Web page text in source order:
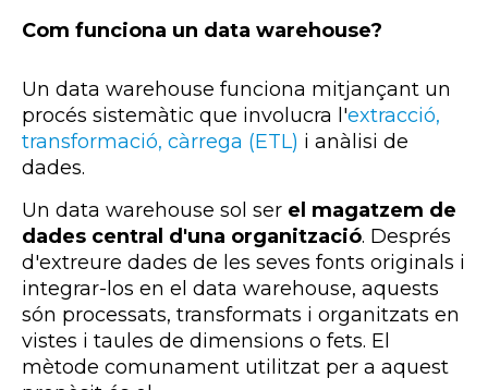
Com funciona un data warehouse?
Un data warehouse funciona mitjançant un
procés sistemàtic que involucra l'extracció,
transformació, càrrega (ETL) i anàlisi de
dades.
Un data warehouse sol ser el magatzem de
dades central d'una organització. Després
d'extreure dades de les seves fonts originals i
integrar-los en el data warehouse, aquests
són processats, transformats i organitzats en
vistes i taules de dimensions o fets. El
mètode comunament utilitzat per a aquest